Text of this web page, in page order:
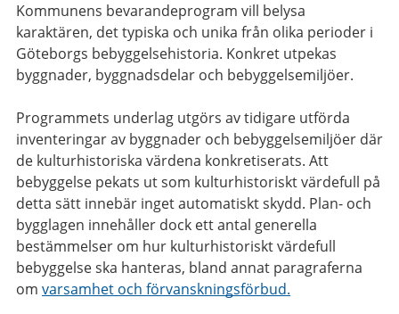
Kommunens bevarandeprogram vill belysa
karaktären, det typiska och unika från olika perioder i
Göteborgs bebyggelsehistoria. Konkret utpekas
byggnader, byggnadsdelar och bebyggelsemiljöer.
Programmets underlag utgörs av tidigare utförda
inventeringar av byggnader och bebyggelsemiljöer där
de kulturhistoriska värdena konkretiserats. Att
bebyggelse pekats ut som kulturhistoriskt värdefull på
detta sätt innebär inget automatiskt skydd. Plan- och
bygglagen innehåller dock ett antal generella
bestämmelser om hur kulturhistoriskt värdefull
bebyggelse ska hanteras, bland annat paragraferna
om varsamhet och förvanskningsförbud.